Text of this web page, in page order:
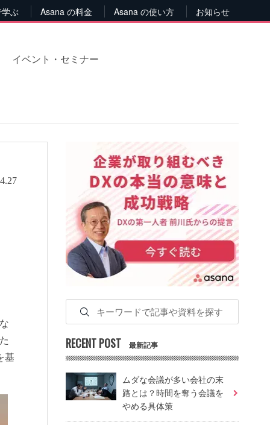
ぶ Asana の料金 Asana の使い方 お知らせ
イベント・セミナー
基
RECENT POST 最新記事
ムダな会議が多い会社の末
路とは？時間を奪う会議を
やめる具体策